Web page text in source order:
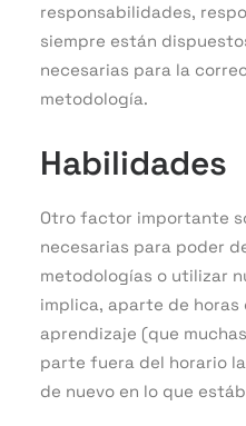
responsabilidades,
siempre están
necesarias para la
metodología.
Habilidades
Otro factor importante
necesarias para poder
metodologías o utilizar
implica, aparte de horas
aprendizaje (que
parte fuera del horario
de nuevo en lo que